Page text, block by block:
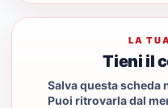
LA
Tieni il
Salva questa scheda
Puoi ritrovarla dal